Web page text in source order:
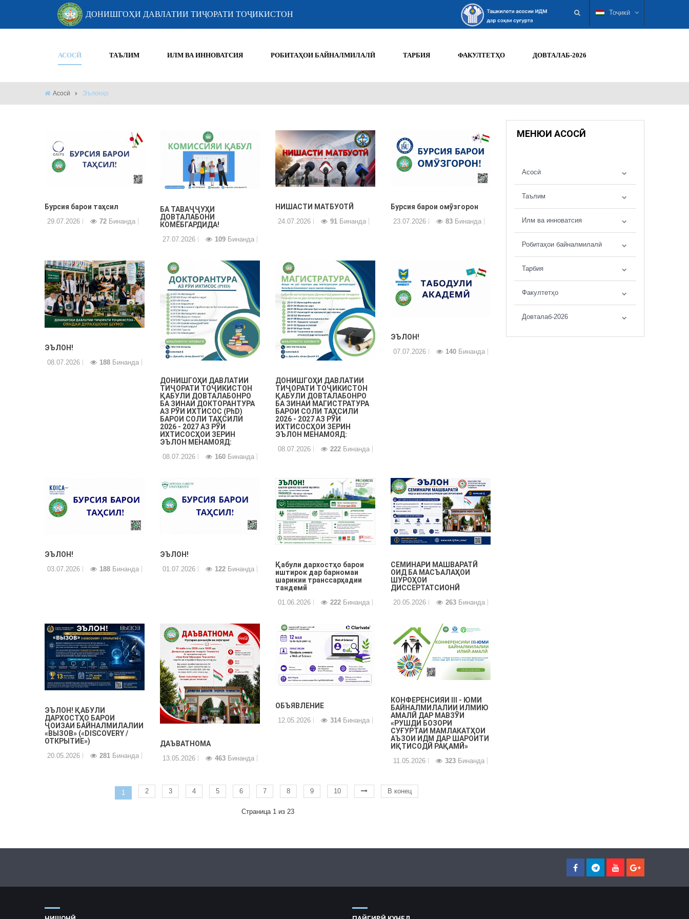
ДОНИШГОҲИ ДАВЛАТИИ ТИҶОРАТИ ТОҶИКИСТОН Тоҷикӣ
АСОСӢ ТАЪЛИМ ИЛМ ВА ИННОВАТСИЯ РОБИТАҲОИ БАЙНАЛМИЛАЛӢ ТАРБИЯ ФАКУЛТЕТҲО ДОВТАЛАБ-2026
Асосӣ Эълонҳо
Бурсия барои таҳсил
29.07.2026 72 Бинанда
БА ТАВАҶҶУҲИ
ДОВТАЛАБОНИ
КОМЁБГАРДИДА!
27.07.2026 109 Бинанда
НИШАСТИ МАТБУОТӢ
24.07.2026 91 Бинанда
Бурсия барои омӯзгорон
23.07.2026 83 Бинанда
ЭЪЛОН!
08.07.2026 188 Бинанда
ДОНИШГОҲИ ДАВЛАТИИ
ТИҶОРАТИ ТОҶИКИСТОН
ҚАБУЛИ ДОВТАЛАБОНРО
БА ЗИНАИ ДОКТОРАНТУРА
АЗ РӮИ ИХТИСОС (PhD)
БАРОИ СОЛИ ТАҲСИЛИ
2026 - 2027 АЗ РӮИ
ИХТИСОСҲОИ ЗЕРИН
ЭЪЛОН МЕНАМОЯД:
08.07.2026 160 Бинанда
ДОНИШГОҲИ ДАВЛАТИИ
ТИҶОРАТИ ТОҶИКИСТОН
ҚАБУЛИ ДОВТАЛАБОНРО
БА ЗИНАИ МАГИСТРАТУРА
БАРОИ СОЛИ ТАҲСИЛИ
2026 - 2027 АЗ РӮИ
ИХТИСОСҲОИ ЗЕРИН
ЭЪЛОН МЕНАМОЯД:
08.07.2026 222 Бинанда
ЭЪЛОН!
07.07.2026 140 Бинанда
ЭЪЛОН!
03.07.2026 188 Бинанда
ЭЪЛОН!
01.07.2026 122 Бинанда
Қабули дархостҳо барои
иштирок дар барномаи
шарикии транссарҳадии
тандемӣ
01.06.2026 222 Бинанда
СЕМИНАРИ МАШВАРАТӢ
ОИД БА МАСЪАЛАҲОИ
ШУРОҲОИ
ДИССЕРТАТСИОНӢ
20.05.2026 263 Бинанда
ЭЪЛОН! ҚАБУЛИ
ДАРХОСТҲО БАРОИ
ҶОИЗАИ БАЙНАЛМИЛАЛИИ
«ВЫЗОВ» («DISCOVERY /
ОТКРЫТИЕ»)
20.05.2026 281 Бинанда
ДАЪВАТНОМА
13.05.2026 463 Бинанда
ОБЪЯВЛЕНИЕ
12.05.2026 314 Бинанда
КОНФЕРЕНСИЯИ III - ЮМИ
БАЙНАЛМИЛАЛИИ ИЛМИЮ
АМАЛӢ ДАР МАВЗӮИ
«РУШДИ БОЗОРИ
СУҒУРТАИ МАМЛАКАТҲОИ
АЪЗОИ ИДМ ДАР ШАРОИТИ
ИҚТИСОДӢ РАҚАМӢ»
11.05.2026 323 Бинанда
1 2 3 4 5 6 7 8 9 10 В конец
Страница 1 из 23
МЕНЮИ АСОСӢ
Асосӣ
Таълим
Илм ва инноватсия
Робитаҳои байналмилалӣ
Тарбия
Факултетҳо
Довталаб-2026